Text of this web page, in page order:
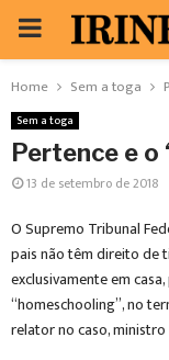
PRIMARY
MENU
Home Sem a toga
Sem a toga
Pertence e o
13 de setembro de 2018
O Supremo Tribunal
pais não têm direito de
exclusivamente em
“homeschooling”, no
relator no caso,